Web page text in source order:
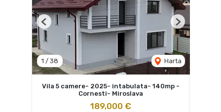
1 / 38 Harta
Previous Next
Vila 5 camere- 2025- intabulata- 140mp -
Cornesti- Miroslava
189,000 €